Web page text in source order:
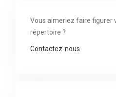
Vous aimeriez faire figurer
répertoire ?
Contactez-nous